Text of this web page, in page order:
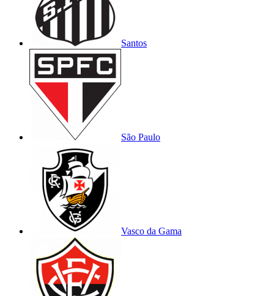
Santos
São Paulo
Vasco da Gama